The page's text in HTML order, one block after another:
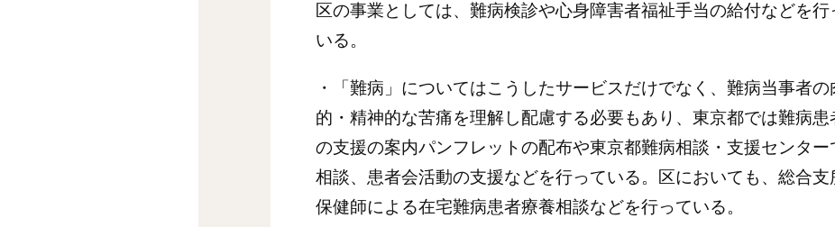
区の事業としては、難病検診や心身障害者福祉手当の給付などを行
いる。
・「難病」についてはこうしたサービスだけでなく、難病当事者の
的・精神的な苦痛を理解し配慮する必要もあり、東京都では難病患
の支援の案内パンフレットの配布や東京都難病相談・支援センター
相談、患者会活動の支援などを行っている。区においても、総合支
保健師による在宅難病患者療養相談などを行っている。